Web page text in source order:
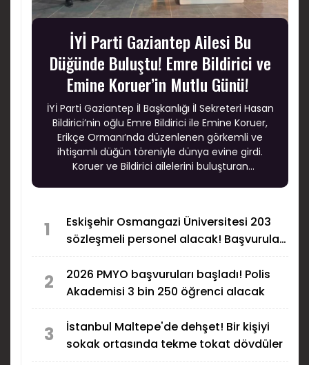
İYİ Parti Gaziantep Ailesi Bu
Düğünde Buluştu! Emre Bildirici ve
Emine Koruer’in Mutlu Günü!
İYİ Parti Gaziantep İl Başkanlığı İl Sekreteri Hasan
Bildirici’nin oğlu Emre Bildirici ile Emine Koruer,
Erikçe Ormanı’nda düzenlenen görkemli ve
ihtişamlı düğün töreniyle dünya evine girdi.
Koruer ve Bildirici ailelerini buluşturan
1
Eskişehir Osmangazi Üniversitesi 203
sözleşmeli personel alacak! Başvurular
2
2026 PMYO başvuruları başladı! Polis
Akademisi 3 bin 250 öğrenci alacak
3
İstanbul Maltepe'de dehşet! Bir kişiyi
sokak ortasında tekme tokat dövdüler